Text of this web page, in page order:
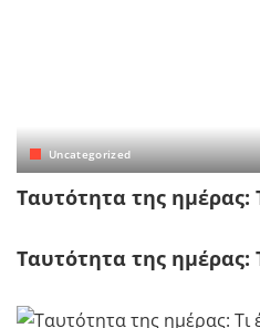
Uncategorized
Tαυτότητα της ημέρας:
Tαυτότητα της ημέρας: